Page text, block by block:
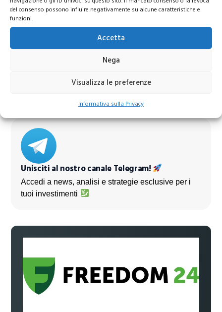
del consenso possono influire negativamente su alcune caratteristiche e
funzioni.
Accetta
Nega
Visualizza le preferenze
Informativa sulla Privacy
Azioni banche europee da mettere nel mirino nei
Unisciti al nostro canale Telegram!
Accedi a news, analisi e strategie esclusive per i
tuoi investimenti